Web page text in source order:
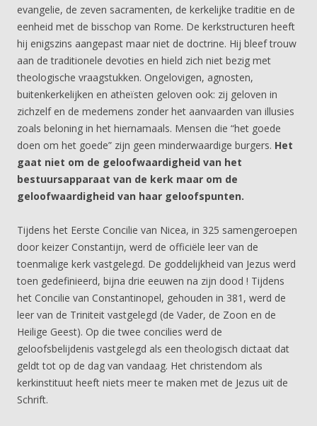
evangelie, de zeven sacramenten, de kerkelijke traditie en de
eenheid met de bisschop van Rome. De kerkstructuren heeft
hij enigszins aangepast maar niet de doctrine. Hij bleef trouw
aan de traditionele devoties en hield zich niet bezig met
theologische vraagstukken. Ongelovigen, agnosten,
buitenkerkelijken en atheïsten geloven ook: zij geloven in
zichzelf en de medemens zonder het aanvaarden van illusies
zoals beloning in het hiernamaals. Mensen die “het goede
doen om het goede” zijn geen minderwaardige burgers. Het
gaat niet om de geloofwaardigheid van het
bestuursapparaat van de kerk maar om de
geloofwaardigheid van haar geloofspunten.
Tijdens het Eerste Concilie van Nicea, in 325 samengeroepen
door keizer Constantijn, werd de officiële leer van de
toenmalige kerk vastgelegd. De goddelijkheid van Jezus werd
toen gedefinieerd, bijna drie eeuwen na zijn dood ! Tijdens
het Concilie van Constantinopel, gehouden in 381, werd de
leer van de Triniteit vastgelegd (de Vader, de Zoon en de
Heilige Geest). Op die twee concilies werd de
geloofsbelijdenis vastgelegd als een theologisch dictaat dat
geldt tot op de dag van vandaag. Het christendom als
kerkinstituut heeft niets meer te maken met de Jezus uit de
Schrift.